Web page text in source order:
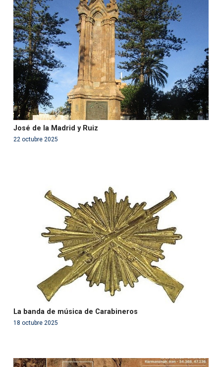
Warning: Use of undefined constant php - assumed
'php' (this will throw an Error in a future version of PHP)
in/var/www/acami.es/wp-
content/themes/fundcami/page-publicaciones.php
on line99
José de la Madrid y Ruiz
22 octubre 2025
: Use of undefined constant php - assumed
'php' (this will throw an Error in a future version of PHP)
/var/www/acami.es/wp-
content/themes/fundcami/page-publicaciones.php
99
La banda de música de Carabineros
18 octubre 2025